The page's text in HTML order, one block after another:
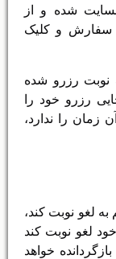
شده و از
و کلیک
24 ساعت به نوبت رزرو شده
رزرو خود را
زمان را ندارد،
لغو نوبت کند،
خود لغو نوبت کند
خواهد